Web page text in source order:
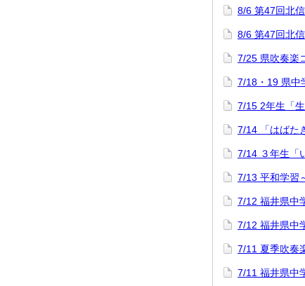
8/6 第47回北
8/6 第47回北
7/25 県吹奏楽
7/18・19 県中
7/15 2年生「
7/14 「はばた
7/14 ３年生「
7/13 平和学習
7/12 福井県中
7/12 福井県中
7/11 夏季吹奏
7/11 福井県中